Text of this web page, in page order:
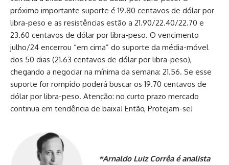
próximo importante suporte é 19.80 centavos de dólar por
libra-peso e as resistências estão a 21.90/22.40/22.70 e
23.60 centavos de dólar por libra-peso. O vencimento
julho/24 encerrou “em cima” do suporte da média-móvel
dos 50 dias (21.63 centavos de dólar por libra-peso),
chegando a negociar na mínima da semana: 21.56. Se esse
suporte for rompido poderá buscar os 19.70 centavos de
dólar por libra-peso. Atenção: no curto prazo mercado
continua em tendência de baixa! Então, Protejam-se!
*Arnaldo Luiz Corrêa é analista